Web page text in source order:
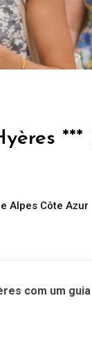
***
Alpes Côte Azur
com um